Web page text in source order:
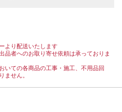
より配送いたします
品者へのお取り寄せ依頼は承っておりま
いての各商品の工事・施工、不用品回
ません。